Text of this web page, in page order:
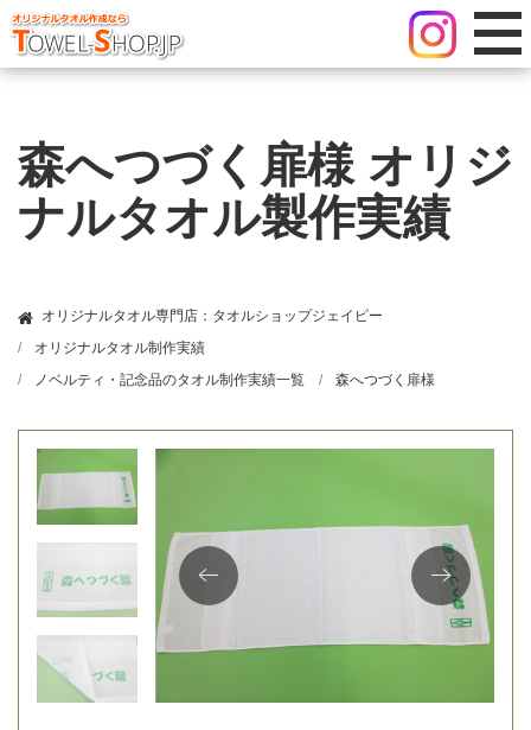
森へつづく扉様 オリジ
ナルタオル製作実績
オリジナルタオル専門店：タオルショップジェイピー
オリジナルタオル制作実績
ノベルティ・記念品のタオル制作実績一覧
森へつづく扉様